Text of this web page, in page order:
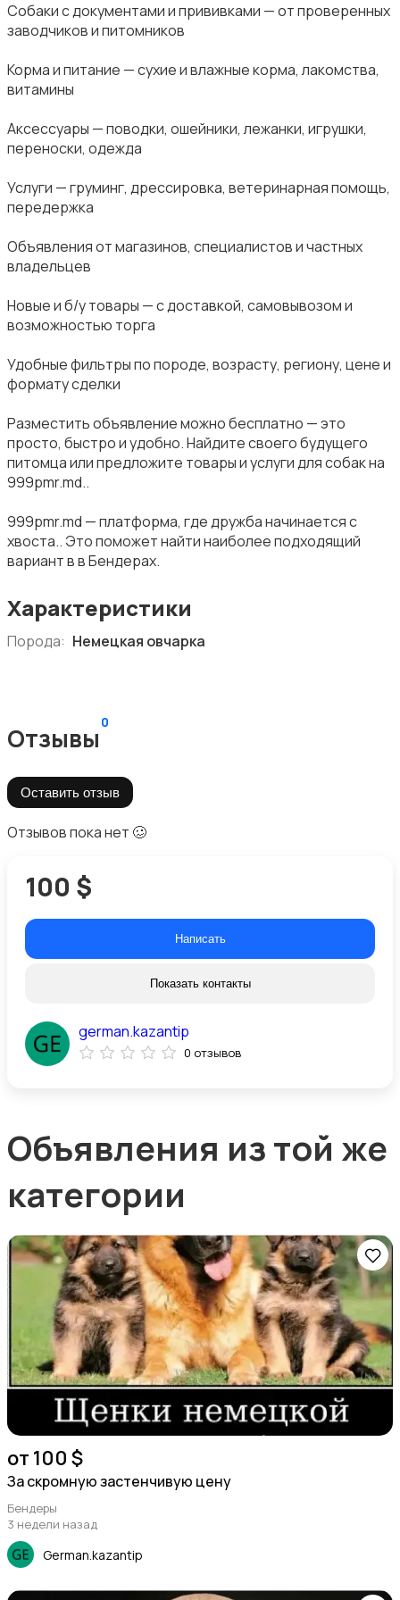
Собаки с документами и прививками — от проверенных
заводчиков и питомников
Корма и питание — сухие и влажные корма, лакомства,
витамины
Аксессуары — поводки, ошейники, лежанки, игрушки,
переноски, одежда
Услуги — груминг, дрессировка, ветеринарная помощь,
передержка
Объявления от магазинов, специалистов и частных
владельцев
Новые и б/у товары — с доставкой, самовывозом и
возможностью торга
Удобные фильтры по породе, возрасту, региону, цене и
формату сделки
Разместить объявление можно бесплатно — это
просто, быстро и удобно. Найдите своего будущего
питомца или предложите товары и услуги для собак на
999pmr.md..
999pmr.md — платформа, где дружба начинается с
хвоста.. Это поможет найти наиболее подходящий
вариант в в Бендерах.
Характеристики
Порода: Немецкая овчарка
Отзывы
0
Оставить отзыв
Отзывов пока нет 🥴
100 $
Написать
Показать контакты
german.kazantip
0 отзывов
Объявления из той же
категории
от 100 $
За скромную застенчивую цену
Бендеры
3 недели назад
German.kazantip